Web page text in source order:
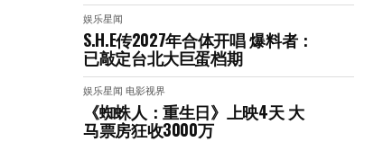
娱乐星闻
S.H.E传2027年合体开唱 爆料者：
已敲定台北大巨蛋档期
娱乐星闻 电影视界
《蜘蛛人：重生日》上映4天 大
马票房狂收3000万